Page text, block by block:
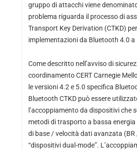
gruppo di attacchi viene
problema riguarda il processo di
Transport Key Derivation (CTKD)
implementazioni da Bluetooth 4.0 a
Come descritto nell’avviso di
coordinamento CERT Carnegie
le versioni 4.2 e 5.0 specifica
Bluetooth CTKD può essere
l’accoppiamento da dispositivi che
metodi di trasporto a bassa energia
di base / velocità dati avanzata (BR
“dispositivi dual-mode”.